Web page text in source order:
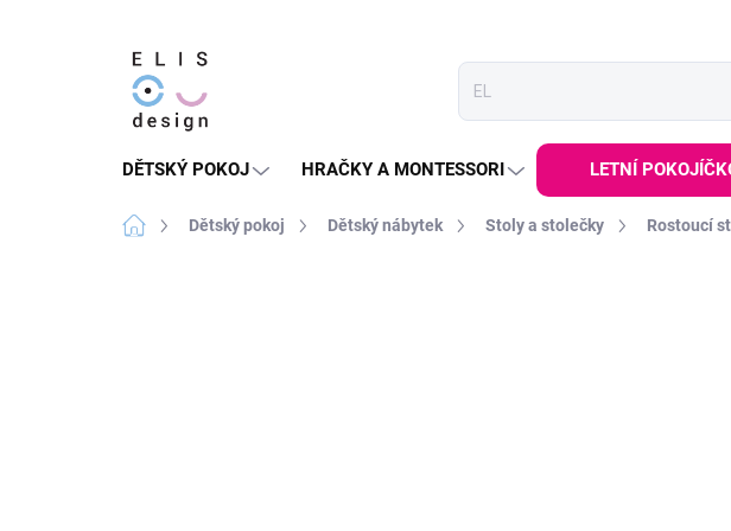
DĚTSKÝ POKOJ HRAČKY A MONTESSORI LETNÍ
Domů Dětský pokoj Dětský nábytek Stoly a stolečky Rostoucí